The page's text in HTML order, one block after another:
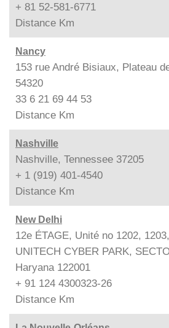
+ 81 52-581-6771
Distance Km
Nancy
153 rue André Bisiaux, Plateau
54320
33 6 21 69 44 53
Distance Km
Nashville
Nashville, Tennessee 37205
+ 1 (919) 401-4540
Distance Km
New Delhi
12e ÉTAGE, Unité no 1202,
UNITECH CYBER PARK,
Haryana 122001
+ 91 124 4300323-26
Distance Km